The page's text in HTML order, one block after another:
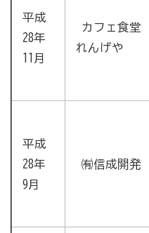
平成
28年
11月
カフェ食堂
れんげや
平成
28年
9月
㈲信成開発